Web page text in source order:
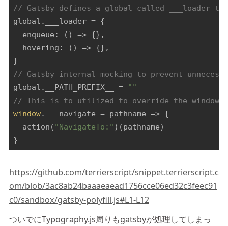
// Gatsby defines a global called ___loader
global.___loader = {
enqueue : () => {},
hovering : () => {},
// Gatsby internal mocking to prevent
global.__PATH_PREFIX__ =
""
// This is to utilized to override the
window.___navigate = pathname => {
  action(
"NavigateTo:" )(pathname)
}
https://github.com/terrierscript/snippet.terrierscript.c
om/blob/3ac8ab24baaaeaead1756cce06ed32c3feec91
c0/sandbox/gatsby-polyfill.js#L1-L12
ついでにTypography.js周りもgatsbyが処理してしまっ